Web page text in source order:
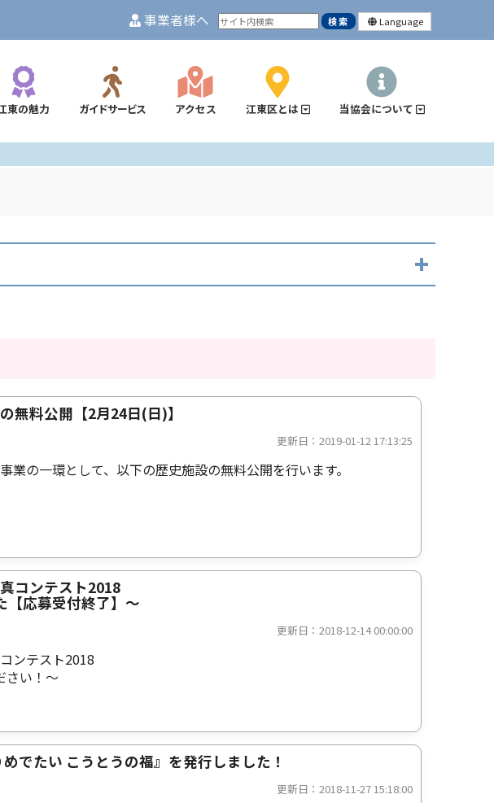
事業者様へ Language
東の魅力 ガイドサービス アクセス 江東区とは 当協会について
無料公開【2月24日(日)】
更新日：2019-01-12 17:13:25
の一環として、以下の歴史施設の無料公開を行います。
コンテスト2018
【応募受付終了】～
更新日：2018-12-14 00:00:00
ンテスト2018
さい！～
でたい こうとうの福』を発行しました！
更新日：2018-11-27 15:18:00